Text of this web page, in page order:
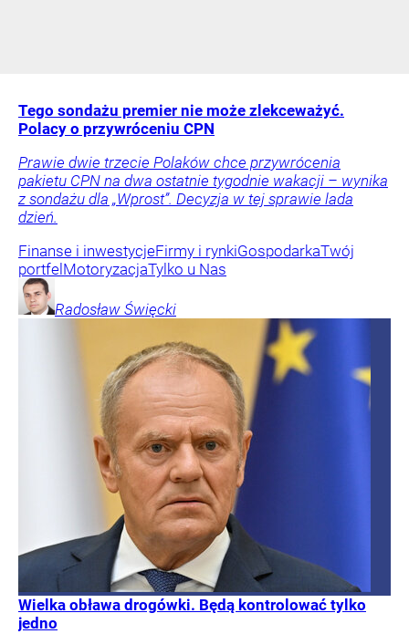
Tego sondażu premier nie może zlekceważyć.
Polacy o przywróceniu CPN
Prawie dwie trzecie Polaków chce przywrócenia
pakietu CPN na dwa ostatnie tygodnie wakacji – wynika
z sondażu dla „Wprost”. Decyzja w tej sprawie lada
dzień.
Finanse i inwestycjeFirmy i rynkiGospodarkaTwój
portfel MotoryzacjaTylko u Nas
Radosław Święcki
Wielka obława drogówki. Będą kontrolować tylko
jedno